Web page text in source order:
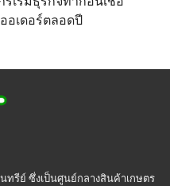
อเดอร์ตลอดปี
ทรีย์ ซึ่งเป็นศูนย์กลางสินค้าเกษตร